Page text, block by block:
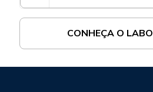
CONHEÇA O